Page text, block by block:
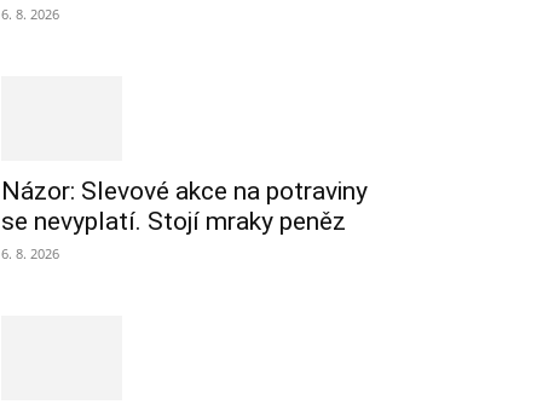
6. 8. 2026
Názor: Slevové akce na potraviny
se nevyplatí. Stojí mraky peněz
6. 8. 2026